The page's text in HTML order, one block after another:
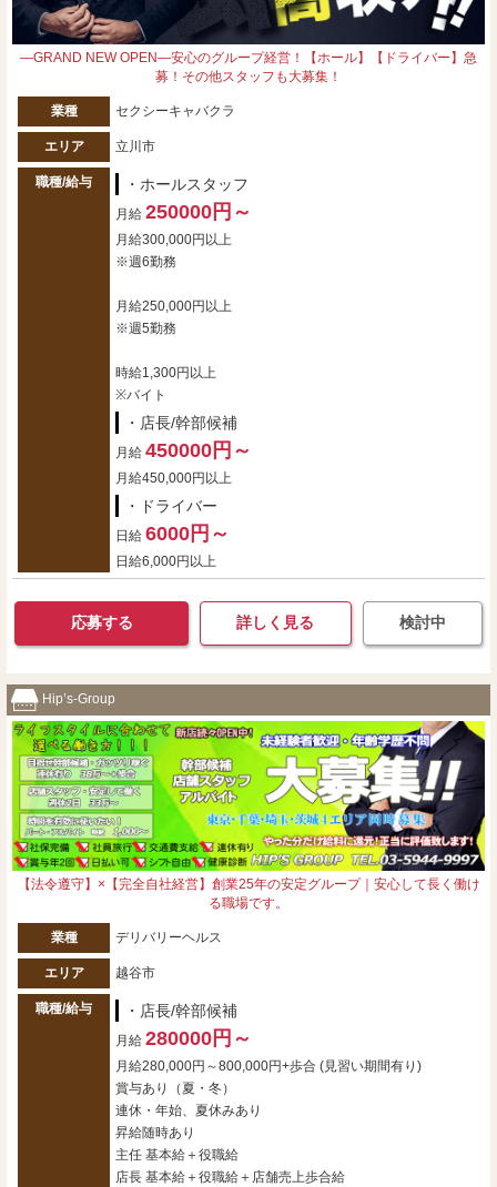
―GRAND NEW OPEN―安心のグループ経営！【ホール】【ドライバー】急
募！その他スタッフも大募集！
業種 セクシーキャバクラ
エリア 立川市
職種/給与 ・ホールスタッフ
月給 250000円～
月給300,000円以上
※週6勤務
月給250,000円以上
※週5勤務
時給1,300円以上
※バイト
・店長/幹部候補
月給 450000円～
月給450,000円以上
・ドライバー
日給 6000円～
日給6,000円以上
応募する 詳しく見る 検討中
Hip’s-Group
【法令遵守】×【完全自社経営】創業25年の安定グループ｜安心して長く働け
る職場です。
業種 デリバリーヘルス
エリア 越谷市
職種/給与 ・店長/幹部候補
月給 280000円～
月給280,000円～800,000円+歩合 (見習い期間有り)
賞与あり（夏・冬）
連休・年始、夏休みあり
昇給随時あり
主任 基本給＋役職給
店長 基本給＋役職給＋店舗売上歩合給